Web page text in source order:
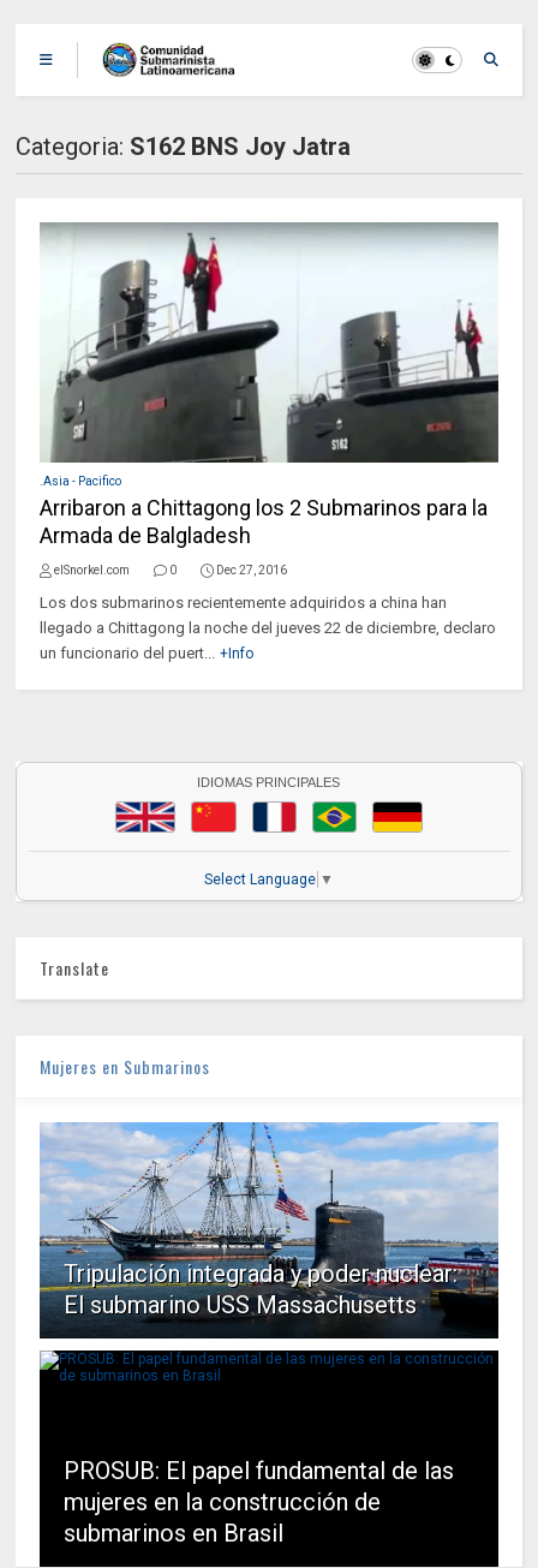
Categoria: S162 BNS Joy Jatra
.Asia - Pacifico
Arribaron a Chittagong los 2 Submarinos para la
Armada de Balgladesh
elSnorkel.com 0 Dec 27, 2016
Los dos submarinos recientemente adquiridos a china han
llegado a Chittagong la noche del jueves 22 de diciembre, declaro
un funcionario del puert... +Info
IDIOMAS PRINCIPALES
Select Language ▼
Translate
Mujeres en Submarinos
Tripulación integrada y poder nuclear:
El submarino USS Massachusetts
PROSUB: El papel fundamental de las
mujeres en la construcción de
submarinos en Brasil